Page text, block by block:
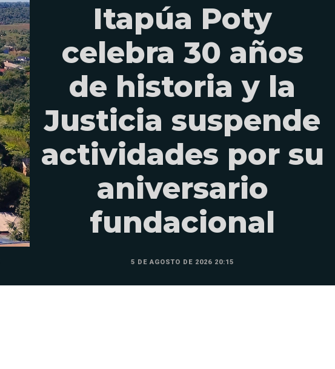
Itapúa Poty
celebra 30 años
de historia y la
Justicia suspende
actividades por su
aniversario
fundacional
5 DE AGOSTO DE 2026 20:15